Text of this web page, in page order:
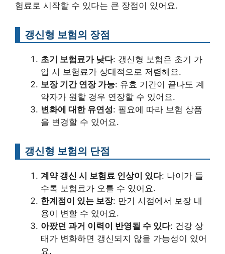
험료로 시작할 수 있다는 큰 장점이 있어요.
갱신형 보험의 장점
초기 보험료가 낮다: 갱신형 보험은 초기 가
입 시 보험료가 상대적으로 저렴해요.
보장 기간 연장 가능: 유효 기간이 끝나도 계
약자가 원할 경우 연장할 수 있어요.
변화에 대한 유연성: 필요에 따라 보험 상품
을 변경할 수 있어요.
갱신형 보험의 단점
계약 갱신 시 보험료 인상이 있다: 나이가 들
수록 보험료가 오를 수 있어요.
한계점이 있는 보장: 만기 시점에서 보장 내
용이 변할 수 있어요.
아팠던 과거 이력이 반영될 수 있다: 건강 상
태가 변화하면 갱신되지 않을 가능성이 있어
요.